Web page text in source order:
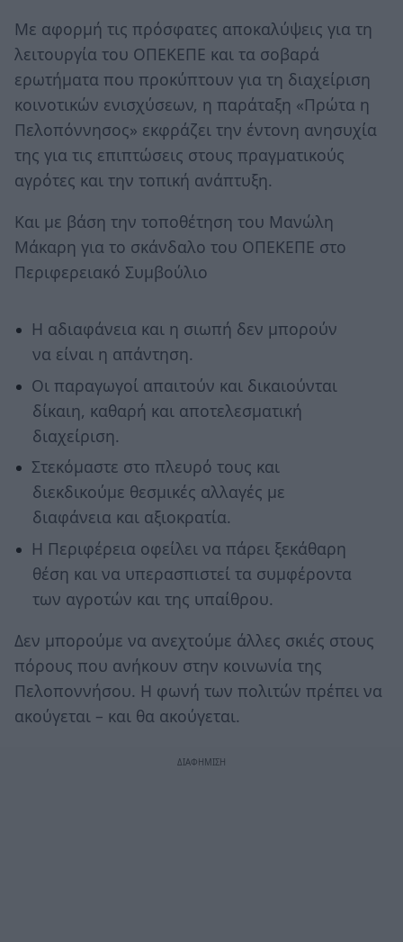
Με αφορμή τις πρόσφατες αποκαλύψεις για τη
λειτουργία του ΟΠΕΚΕΠΕ και τα σοβαρά
ερωτήματα που προκύπτουν για τη διαχείριση
κοινοτικών ενισχύσεων, η παράταξη «Πρώτα η
Πελοπόννησος» εκφράζει την έντονη ανησυχία
της για τις επιπτώσεις στους πραγματικούς
αγρότες και την τοπική ανάπτυξη.
Και με βάση την τοποθέτηση του Μανώλη
Μάκαρη για το σκάνδαλο του ΟΠΕΚΕΠΕ στο
Περιφερειακό Συμβούλιο
Η αδιαφάνεια και η σιωπή δεν μπορούν
να είναι η απάντηση.
Οι παραγωγοί απαιτούν και δικαιούνται
δίκαιη, καθαρή και αποτελεσματική
διαχείριση.
Στεκόμαστε στο πλευρό τους και
διεκδικούμε θεσμικές αλλαγές με
διαφάνεια και αξιοκρατία.
Η Περιφέρεια οφείλει να πάρει ξεκάθαρη
θέση και να υπερασπιστεί τα συμφέροντα
των αγροτών και της υπαίθρου.
Δεν μπορούμε να ανεχτούμε άλλες σκιές στους
πόρους που ανήκουν στην κοινωνία της
Πελοποννήσου. Η φωνή των πολιτών πρέπει να
ακούγεται – και θα ακούγεται.